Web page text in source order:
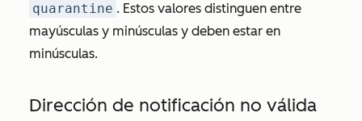
quarantine . Estos valores distinguen entre
mayúsculas y minúsculas y deben estar en
minúsculas.
Dirección de notificación no válida